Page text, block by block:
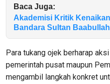
Baca Juga:
Akademisi Kritik
Bandara Sultan
Para tukang ojek berharap
pemerintah pusat maupun
mengambil langkah konkret